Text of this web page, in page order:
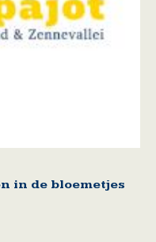
in de bloemetjes